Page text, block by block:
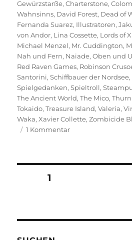
Gewürzstarße,Charterstone,
Wahnsinns, David Forest, Dead of
Fernanda Suarez, Illustratoren,
von Andor, Lina Cossette, Lords of
Michael Menzel, Mr. Cuddington,
Nah und Fern, Naiade,Oben und
Red Raven Games, Robinson
Santorini,Schiffbauer der Nordsee,
Spielgedanken,Spieltroll,
The Ancient World,The Mico,
Tokaido,Treasure Island,Valeria,
Waka,Xavier Collette,Zombicide
1 Kommentarzu
Beiträge
SEITE1